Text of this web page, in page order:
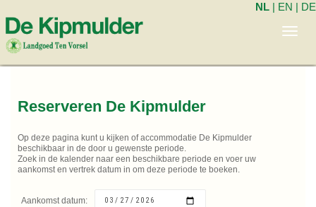
NL | EN | DE
Reserveren De Kipmulder
Op deze pagina kunt u kijken of accommodatie De Kipmulder
beschikbaar in de door u gewenste periode.
Zoek in de kalender naar een beschikbare periode en voer uw
aankomst en vertrek datum in om deze periode te boeken.
Aankomst datum: